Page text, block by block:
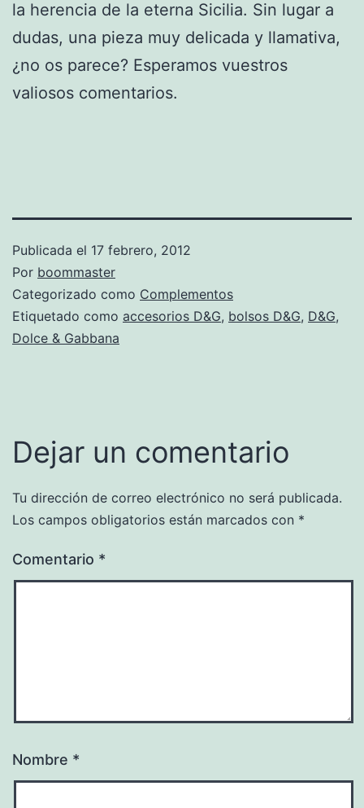
la herencia de la eterna Sicilia. Sin lugar a
dudas, una pieza muy delicada y llamativa,
¿no os parece? Esperamos vuestros
valiosos comentarios.
Publicada el 17 febrero, 2012
Por boommaster
Categorizado como Complementos
Etiquetado como accesorios D&G, bolsos D&G, D&G,
Dolce & Gabbana
Dejar un comentario
Tu dirección de correo electrónico no será publicada.
Los campos obligatorios están marcados con *
Comentario *
Nombre *